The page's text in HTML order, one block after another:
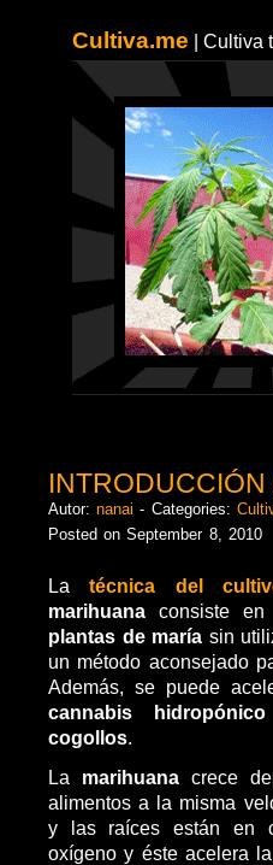
Cultiva.me |
Autor:nanai - Categories:
Posted on September 8, 2010
Latécnica del
marihuana consiste en
plantas de maría sin
un método aconsejado
Además, se puede
cannabis hidropónico
cogollos.
La marihuana crece
alimentos a la misma
y las raíces están en
oxígeno y éste acelera